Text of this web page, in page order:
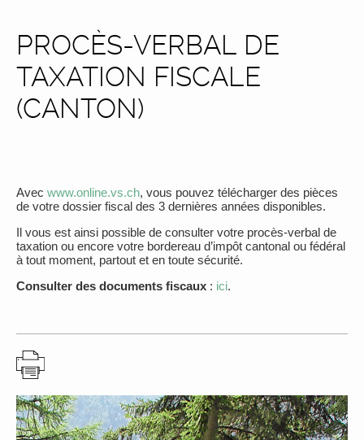
PROCÈS-VERBAL DE
TAXATION FISCALE
(CANTON)
Avec www.online.vs.ch, vous pouvez télécharger des pièces
de votre dossier fiscal des 3 dernières années disponibles.
Il vous est ainsi possible de consulter votre procès-verbal de
taxation ou encore votre bordereau d’impôt cantonal ou fédéral
à tout moment, partout et en toute sécurité.
Consulter des documents fiscaux : ici.